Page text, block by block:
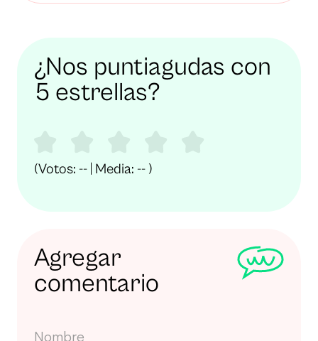
¿Nos puntiagudas con
5 estrellas?
(Votos: -- | Media: -- )
Agregar
comentario